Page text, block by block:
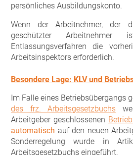
persönliches Ausbildungskonto.
Wenn der Arbeitnehmer, der
geschützter
Entlassungsverfahren die
Arbeitsinspektors erforderlich.
Besondere Lage: KLV und
Im Falle eines Betriebsübergangs
des frz. Arbeitsgesetzbuchs
Arbeitgeber geschlossenen
automatisch auf den neuen
Sonderregelung wurde in
Arbeitsgesetzbuchs eingeführt.